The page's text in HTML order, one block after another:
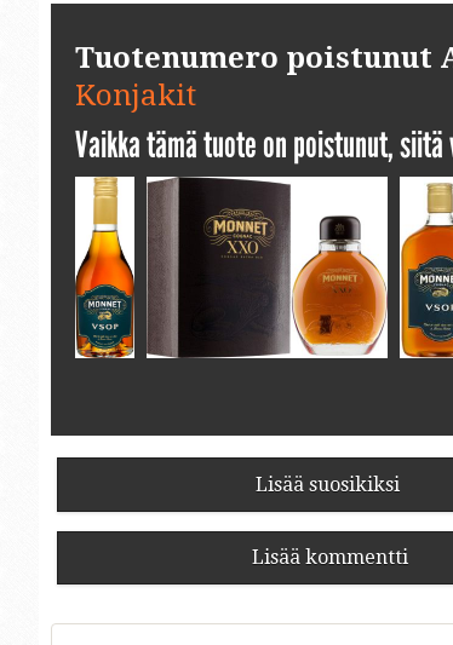
Tuotenumero poistunut
Konjakit
Vaikka tämä tuote on poistunut,
Lisää suosikiksi
Lisää kommentti